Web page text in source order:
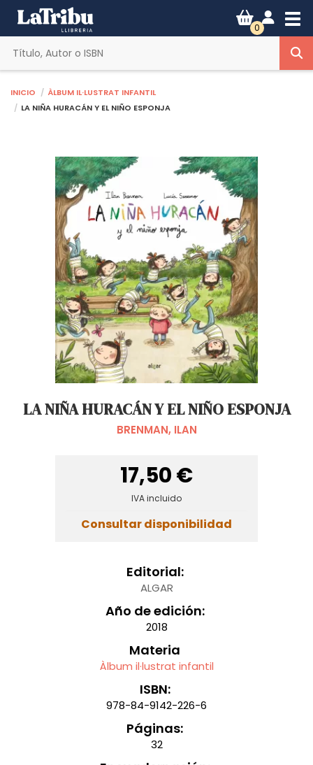
0
Inicio
Àlbum il·lustrat infantil
LA NIÑA HURACÁN Y EL NIÑO ESPONJA
LA NIÑA HURACÁN Y EL NIÑO ESPONJA
BRENMAN, ILAN
17,50 €
IVA incluido
Consultar disponibilidad
Editorial:
ALGAR
Año de edición:
2018
Materia
Àlbum il·lustrat infantil
ISBN:
978-84-9142-226-6
Páginas:
32